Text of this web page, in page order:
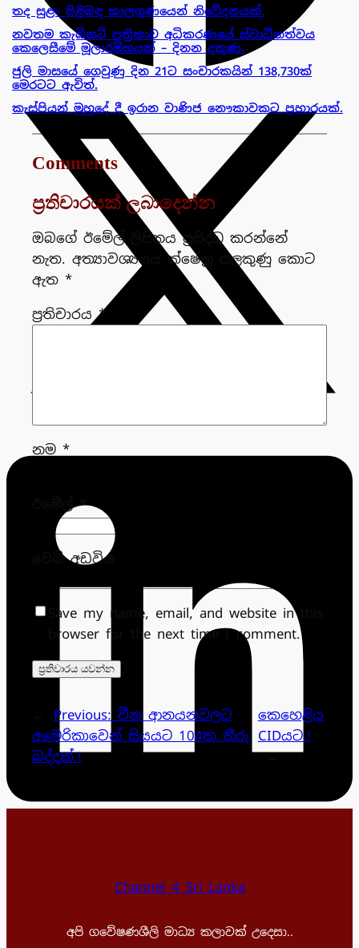
තද සුළං පිළිබඳ කාලගුණයෙන් නිවේදනයක්.
නවතම කැබිනට් පත්‍රිකාව අධිකරණයේ ස්වාධීනත්වය
කෙලෙසීමේ මූලාරම්භයක් – දිනන දකුණ.
ජුලි මාසයේ ගෙවුණු දින 21ට සංචාරකයින් 138,730ක්
මෙරටට ඇවිත්.
කැස්පියන් මුහුදේ දී ඉරාන වාණිජ නෞකාවකට ප්‍රහාරයක්.
Comments
ප්‍රතිචාරයක් ලබාදෙන්න
ඔබගේ ඊමේල් ලිපිනය ප්‍රසිද්ධ කරන්නේ
නැත. අත්‍යාවශ්‍යයය ක්ෂේත්‍ර සලකුණු කොට
ඇත *
ප්‍රතිචාරය*
නම *
ඊමේල්*
වෙබ් අඩවිය
Save my name, email, and website in this
browser for the next time I comment.
Previous: චීන ආනයනවලට
අමෙරිකාවෙන් සියයට 104ක තීරු
බද්දක්.!
කෙහෙළිය
CIDයට.!
→
Channel 4 Sri Lanka
අපි ගවේෂණශීලි මාධ්‍ය කලාවක් උදෙසා..